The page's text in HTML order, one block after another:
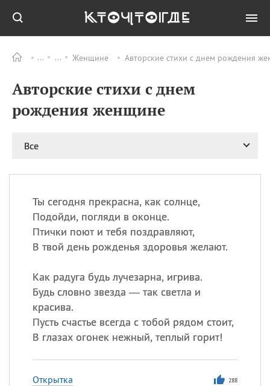
Женщине Авторские стихи с днем рождения
Авторские стихи с днем
рождения женщине
Все
Ты сегодня прекрасна, как солнце,
Подойди, погляди в оконце.
Птички поют и тебя поздравляют,
В твой день рожденья здоровья желают.
Как радуга будь лучезарна, игрива.
Будь словно звезда — так светла и
красива.
Пусть счастье всегда с тобой рядом стоит,
В глазах огонек нежный, теплый горит!
Открытка 288
ПРАЗДНИКИ Все
09.08
День памяти
великомученика и
целителя Пантелеимона
Николая Чудотворца
11.08 День полета на
11.08 День Святой Клары —
покровительницы
телевидения
Сегодня празднуют именины
Герман ,Иван, Клим,Еще
Анфиса